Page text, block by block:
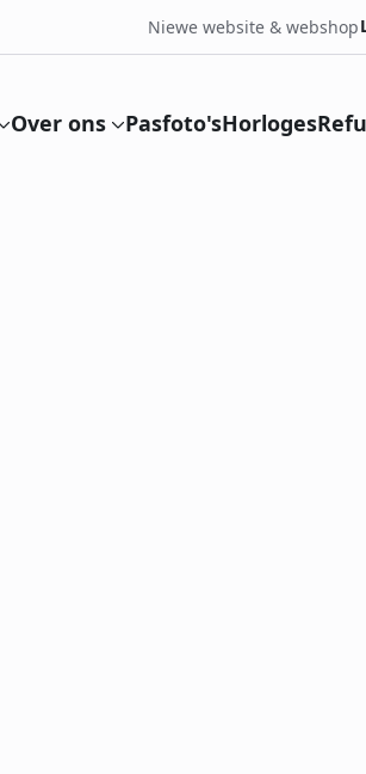
Niewe website & webshop
Over ons Pasfoto'sHorloges